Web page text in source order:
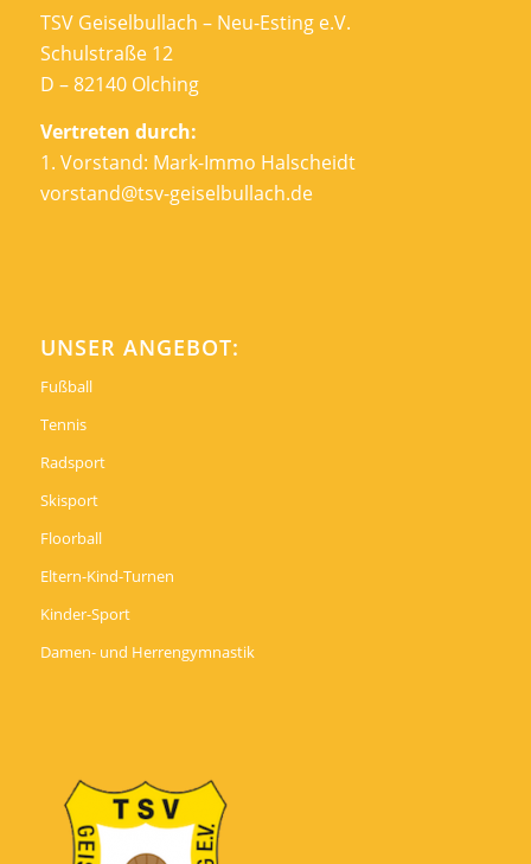
TSV Geiselbullach – Neu-Esting e.V.
Schulstraße 12
D – 82140 Olching
Vertreten durch:
1. Vorstand: Mark-Immo Halscheidt
vorstand@tsv-geiselbullach.de
UNSER ANGEBOT:
Fußball
Tennis
Radsport
Skisport
Floorball
Eltern-Kind-Turnen
Kinder-Sport
Damen- und Herrengymnastik